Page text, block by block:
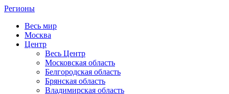
Регионы
Весь мир
Москва
Центр
Весь Центр
Московская область
Белгородская область
Брянская область
Владимирская область